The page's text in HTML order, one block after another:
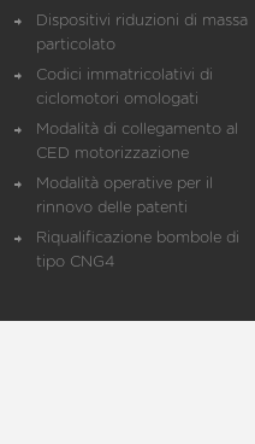
Dispositivi riduzioni di massa
particolato
Codici immatricolativi di
ciclomotori omologati
Modalità di collegamento al
CED motorizzazione
Modalità operative per il
rinnovo delle patenti
Riqualificazione bombole di
tipo CNG4